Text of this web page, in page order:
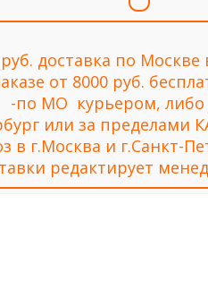
доставка по
от 8000 руб.
-по МО курьером, либо
или за пределами
в г.Москва и г.Санкт-
редактирует